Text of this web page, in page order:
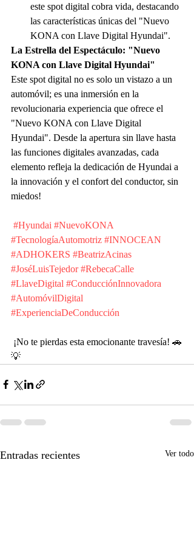
este spot digital cobra vida, destacando
las características únicas del "Nuevo
KONA con Llave Digital Hyundai".
La Estrella del Espectáculo: "Nuevo
KONA con Llave Digital Hyundai"
Este spot digital no es solo un vistazo a un
automóvil; es una inmersión en la
revolucionaria experiencia que ofrece el
"Nuevo KONA con Llave Digital
Hyundai". Desde la apertura sin llave hasta
las funciones digitales avanzadas, cada
elemento refleja la dedicación de Hyundai a
la innovación y el confort del conductor, sin
miedos!
#Hyundai #NuevoKONA
#TecnologíaAutomotriz #INNOCEAN
#ADHOKERS #BeatrizAcinas
#JoséLuisTejedor #RebecaCalle
#LlaveDigital #ConducciónInnovadora
#AutomóvilDigital
#ExperienciaDeConducción
💡
Entradas recientes Ver todo